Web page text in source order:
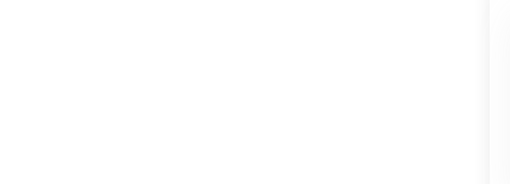
большей длины, конвектор собирается из отдельных